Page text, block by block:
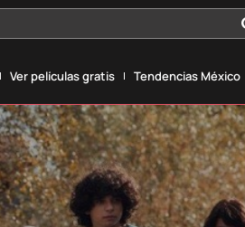
Ver películas gratis Tendencias México